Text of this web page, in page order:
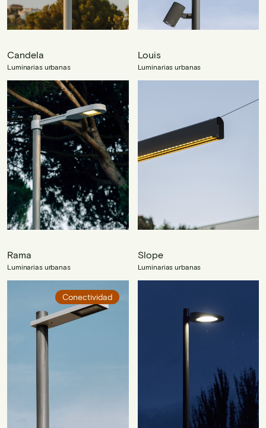
Candela
Luminarias urbanas
Louis
Luminarias urbanas
Rama
Luminarias urbanas
Conectividad
Slope
Luminarias urbanas